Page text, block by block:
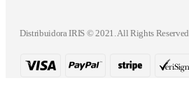
Distribuidora IRIS © 2021. All Rights Reserved